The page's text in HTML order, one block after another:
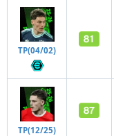
TP(04/02)
TP(12/25)